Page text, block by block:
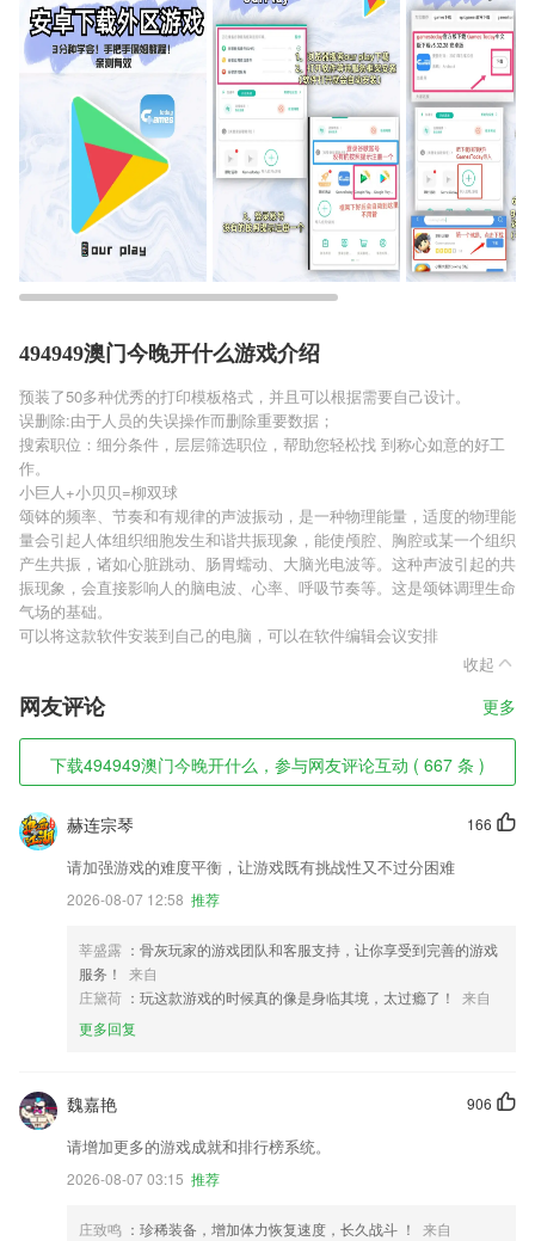
494949澳门今晚开什么游戏介绍
预装了50多种优秀的打印模板格式，并且可以根据需要自己设计。
误删除:由于人员的失误操作而删除重要数据；
搜索职位：细分条件，层层筛选职位，帮助您轻松找 到称心如意的好工
作。
小巨人+小贝贝=柳双球
颂钵的频率、节奏和有规律的声波振动，是一种物理能量，适度的物理能
量会引起人体组织细胞发生和谐共振现象，能使颅腔、胸腔或某一个组织
产生共振，诸如心脏跳动、肠胃蠕动、大脑光电波等。这种声波引起的共
振现象，会直接影响人的脑电波、心率、呼吸节奏等。这是颂钵调理生命
气场的基础。
可以将这款软件安装到自己的电脑，可以在软件编辑会议安排
收起
网友评论 更多
下载494949澳门今晚开什么，参与网友评论互动 ( 667 条 )
166
赫连宗琴
请加强游戏的难度平衡，让游戏既有挑战性又不过分困难
2026-08-07 12:58 推荐
莘盛露 ：骨灰玩家的游戏团队和客服支持，让你享受到完善的游戏
服务！
来自
庄黛荷 ：玩这款游戏的时候真的像是身临其境，太过瘾了！
来自
更多回复
906
魏嘉艳
请增加更多的游戏成就和排行榜系统。
2026-08-07 03:15 推荐
庄致鸣 ：珍稀装备，增加体力恢复速度，长久战斗 ！ 来自